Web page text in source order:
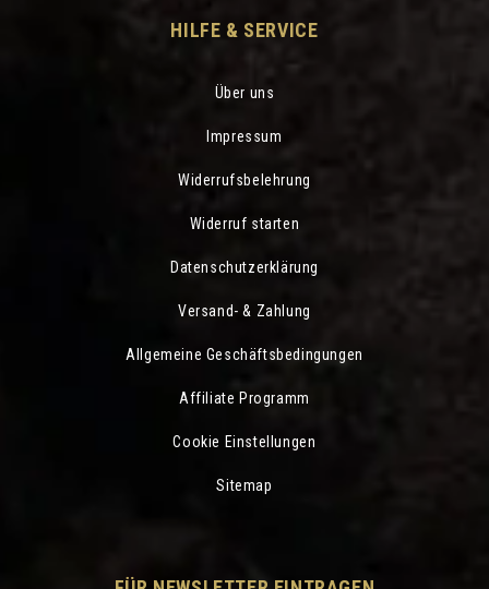
HILFE & SERVICE
Über uns
Impressum
Widerrufsbelehrung
Widerruf starten
Datenschutzerklärung
Versand- & Zahlung
Allgemeine Geschäftsbedingungen
Affiliate Programm
Cookie Einstellungen
Sitemap